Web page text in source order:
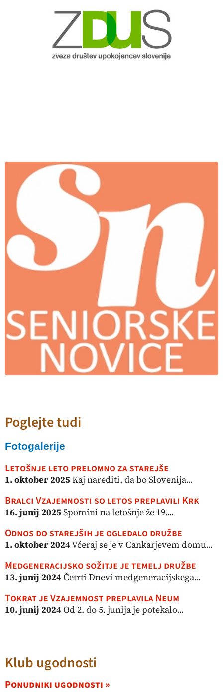
Poglejte tudi
Fotogalerije
Letošnje leto prelomno za starejše
1. oktober 2025Kaj narediti, da bo Slovenija...
Bralci Vzajemnosti so letos preplavili Krk
16. junij 2025Spomini na letošnje že 19....
Odnos do starejših je ogledalo družbe
1. oktober 2024Včeraj se je v Cankarjevem domu...
Medgeneracijsko sožitje je temelj družbe
13. junij 2024Četrti Dnevi medgeneracijskega...
Tokrat je Vzajemnost preplavila Neum
10. junij 2024Od 2. do 5. junija je potekalo...
Klub ugodnosti
Ponudniki ugodnosti »